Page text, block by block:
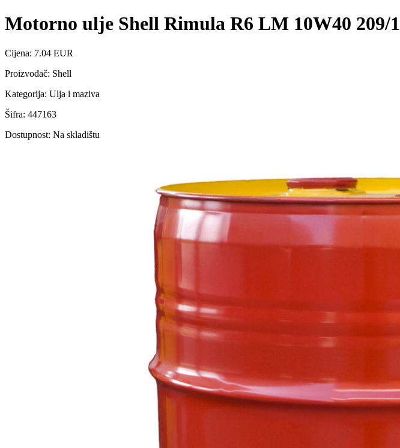
Motorno ulje Shell Rimula R6 LM 10W40 209/1
Cijena: 7.04 EUR
Proizvođač: Shell
Kategorija: Ulja i maziva
Šifra: 447163
Dostupnost: Na skladištu